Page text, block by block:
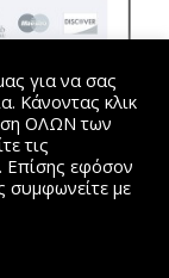
Φ.Π.Α. | Όροι
© 2015-2024
για να σας
Κάνοντας κλικ
ΟΛΩΝ των
τις
Επίσης εφόσον
συμφωνείτε με